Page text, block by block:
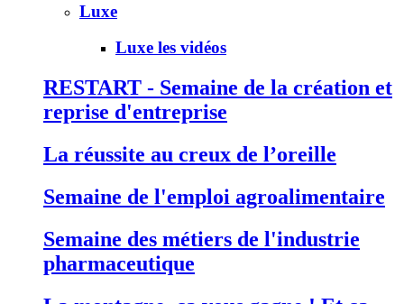
Luxe
Luxe les vidéos
RESTART - Semaine de la création et
reprise d'entreprise
La réussite au creux de l’oreille
Semaine de l'emploi agroalimentaire
Semaine des métiers de l'industrie
pharmaceutique